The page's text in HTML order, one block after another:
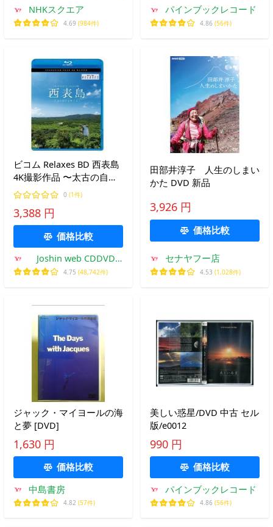
NHKスクエア
4.69 (984件)
パインブックレコード
4.86 (56件)
ビコム Relaxes BD 西表島
4K撮影作品 〜太古の自然
をめぐる〜/BGV[Blu-ray]
【返品種別A】
0 (1件)
3,388 円
価格比較
Joshin web CDDVD
Yahoo!店
4.75 (48,742件)
田部井淳子 人生のしまい
かた DVD 新品
3,926 円
価格比較
セナヤフー店
4.53 (1,028件)
ジャック・マイヨールの海
と夢 [DVD]
1,630 円
価格比較
中島書房
4.82 (57件)
美しい惑星/DVD 中古 セル
版/e0012
990 円
価格比較
パインブックレコード
4.86 (56件)